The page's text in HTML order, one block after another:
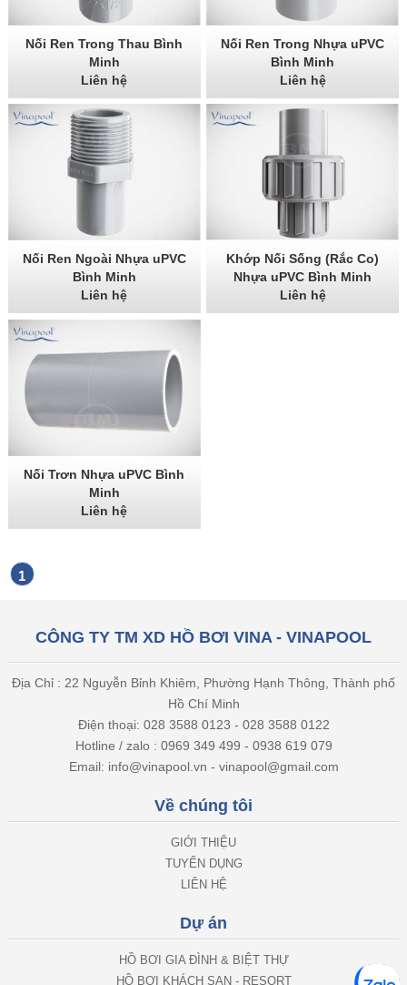
Nối Ren Trong Thau Bình
Minh
Liên hệ
Nối Ren Trong Nhựa uPVC
Bình Minh
Liên hệ
Nối Ren Ngoài Nhựa uPVC
Bình Minh
Liên hệ
Khớp Nối Sống (Rắc Co)
Nhựa uPVC Bình Minh
Liên hệ
Nối Trơn Nhựa uPVC Bình
Minh
Liên hệ
1
CÔNG TY TM XD HỒ BƠI VINA - VINAPOOL
Địa Chỉ : 22 Nguyễn Bỉnh Khiêm, Phường Hạnh Thông, Thành phố
Hồ Chí Minh
Điện thoại: 028 3588 0123 - 028 3588 0122
Hotline / zalo : 0969 349 499 - 0938 619 079
Email: info@vinapool.vn - vinapool@gmail.com
Về chúng tôi
GIỚI THIỆU
TUYỂN DỤNG
LIÊN HỆ
Dự án
HỒ BƠI GIA ĐÌNH & BIỆT THỰ
HỒ BƠI KHÁCH SẠN - RESORT